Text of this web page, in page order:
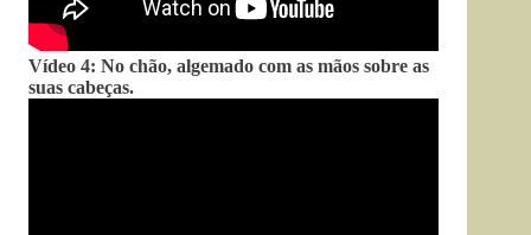
Vídeo 4: No chão, algemado com as mãos sobre as
suas cabeças.